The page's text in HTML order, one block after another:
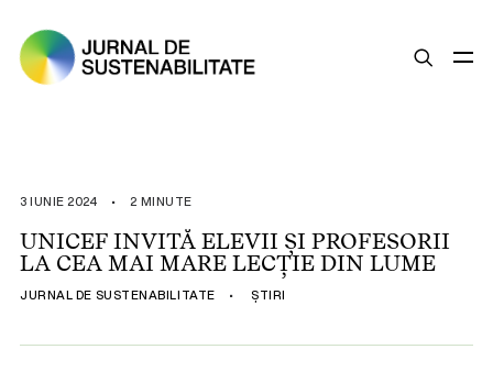
ȘTIRI
OPINII
ESG
LEGISLAȚIE
BUNE PRACTICI
3 IUNIE 2024 • 2 MINUTE
UNICEF INVITĂ ELEVII ȘI PROFESORII
LA CEA MAI MARE LECȚIE DIN LUME
JURNAL DE SUSTENABILITATE • ȘTIRI